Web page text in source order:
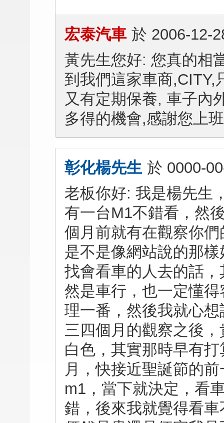
宏泰汽車 於 2006-12-
黃先生您好: 您真的相
到我們這家車商,CITY,
又有定期保養, 車子內
多得的機會,感謝您上
彰化楊先生 於 0000-
老板你好: 我是楊先生
有一台M1不錯看，然
個月前就有在觀察你
是不是像網站說的那
找會看車的人去的話
然是車行，也一定懂
理一番，然後我就心
三四個月的觀察之後
白色，其實那時早有
月，快接近聖誕節的
m1，當下就決定，看
錯，後來我就覺得看